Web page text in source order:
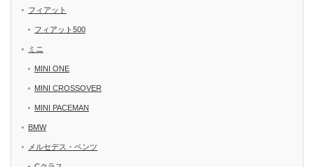
フィアット
フィアット500
ミニ
MINI ONE
MINI CROSSOVER
MINI PACEMAN
BMW
メルセデス・ベンツ